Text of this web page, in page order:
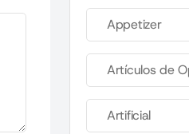
Appetizer
Artículos de
Artificial